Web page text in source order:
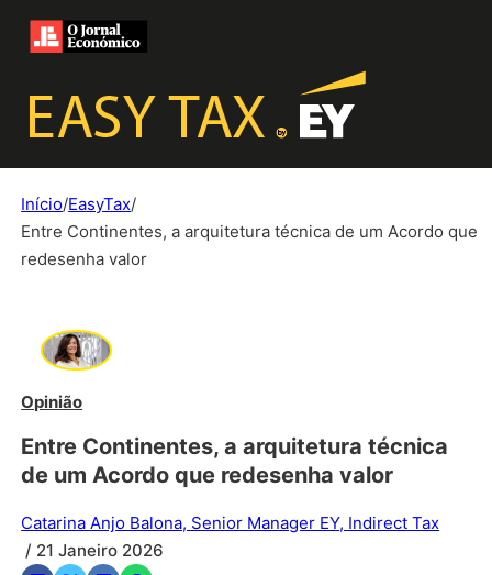
Início/EasyTax/
Entre Continentes, a arquitetura técnica de um Acordo que
redesenha valor
Opinião
Entre Continentes, a arquitetura técnica
de um Acordo que redesenha valor
Catarina Anjo Balona, Senior Manager EY, Indirect Tax
/ 21 Janeiro 2026